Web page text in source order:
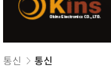
통신 통신